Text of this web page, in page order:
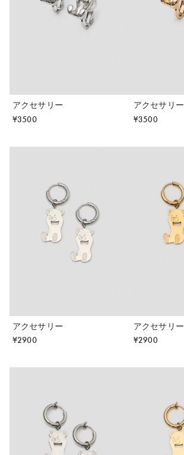
アクセサリー
¥3500
アクセサリー
¥3500
アクセサリー
¥2900
アクセサリー
¥2900